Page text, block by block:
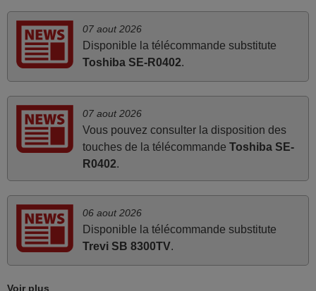
émis car le délai de 24h était dépassé, néanmoins j'ai
reçu la télécommande au cours du 3ème jour ouvré,
compatible avec mon besoin. Concernant la
fonctionnalité de la télécommande, le produit tient sa
la fonction des différentes touches. De plus, elle est
directement utilisable moyennant l'insertion des 2 piles
fournies.
Parfait.. je recommande..!
Joel,
07 aout 2026
Disponible la télécommande substitute
Toshiba SE-R0402.
07 aout 2026
Vous pouvez consulter la disposition des
touches de la télécommande Toshiba SE-
R0402.
06 aout 2026
Disponible la télécommande substitute
Trevi SB 8300TV.
Voir plus